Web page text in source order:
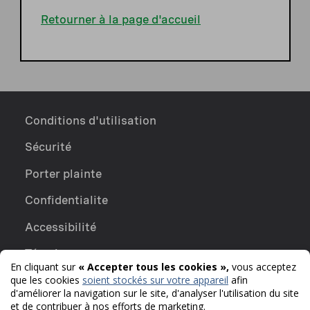
En cliquant sur « Accepter tous les cookies », vous acceptez
que les cookies soient stockés sur votre appareil afin
d'améliorer la navigation sur le site, d'analyser l'utilisation du site
et de contribuer à nos efforts de marketing.
Retourner à la page d'accueil
Conditions d'utilisation
Sécurité
Porter plainte
Confidentialite
Accessibilité
Témoins
English